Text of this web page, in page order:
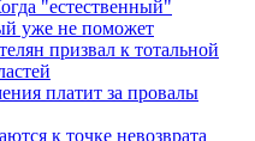
"естественный"
уже не поможет
призвал к тотальной
платит за провалы
к точке невозврата